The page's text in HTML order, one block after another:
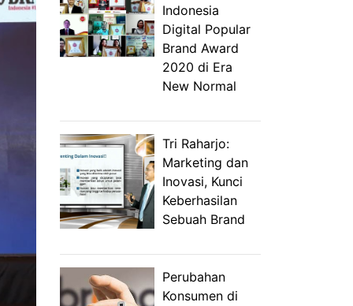
Indonesia
Digital Popular
Brand Award
2020 di Era
New Normal
Tri Raharjo:
Marketing dan
Inovasi, Kunci
Keberhasilan
Sebuah Brand
Perubahan
Konsumen di